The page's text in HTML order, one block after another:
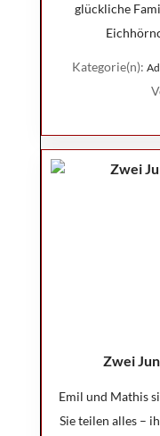
glückliche
Kategorie(n):
Zwei
Emil und Mathis
Sie teilen alles –